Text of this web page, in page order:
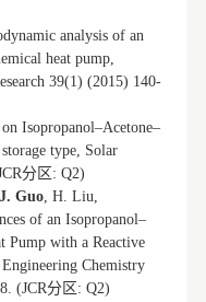
analysis of an
heat pump,
39(1) (2015) 140-
Isopropanol–Acetone–
type, Solar
分区: Q2)
J. Guo, H. Liu,
of an Isopropanol–
Pump with a Reactive
Chemistry
(JCR分区: Q2)